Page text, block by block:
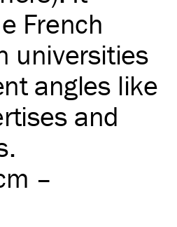
French
universities
angles like
and
–